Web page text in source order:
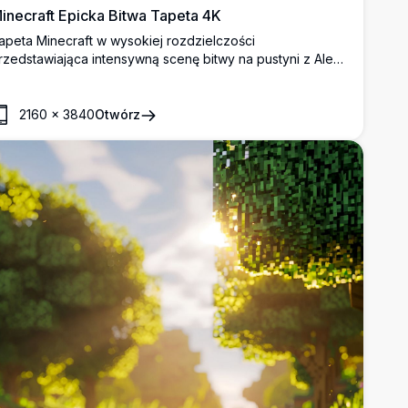
Epicka Bitwa Tapeta 4K
Minecraft w wysokiej rozdzielczości
intensywną scenę bitwy na pustyni z Alex
świecie.
2160 × 3840Otwórz